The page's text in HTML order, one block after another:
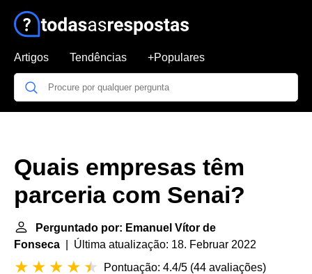
Artigos Tendências +Populares
Quais empresas têm
parceria com Senai?
Perguntado por: Emanuel Vítor de
Fonseca | Última atualização: 18. Februar 2022
Pontuação: 4.4/5 (44 avaliações)